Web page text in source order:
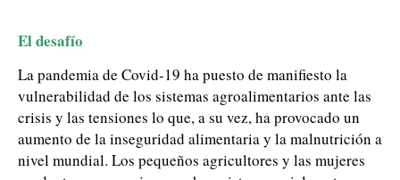
El desafío
La pandemia de Covid-19 ha puesto de manifiesto la
vulnerabilidad de los sistemas agroalimentarios ante las
crisis y las tensiones lo que, a su vez, ha provocado un
aumento de la inseguridad alimentaria y la malnutrición a
nivel mundial. Los pequeños agricultores y las mujeres